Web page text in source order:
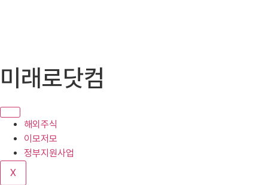
텐
로
기
미래로닷컴
해외주식
이모저모
정부지원사업
X